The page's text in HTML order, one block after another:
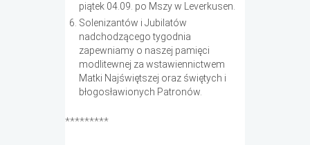
piątek 04.09. po Mszy w Leverkusen.
Solenizantów i Jubilatów
nadchodzącego tygodnia
zapewniamy o naszej pamięci
modlitewnej za wstawiennictwem
Matki Najświętszej oraz świętych i
błogosławionych Patronów.
*********